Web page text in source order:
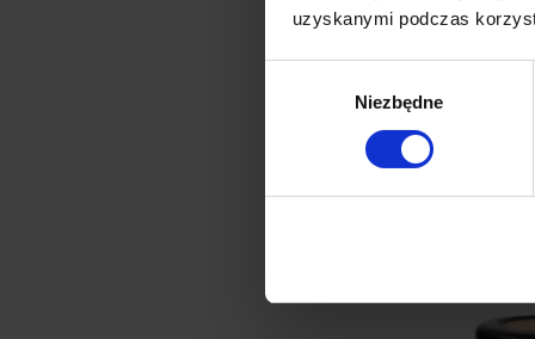
uzyskanymi podczas
Niezbędne